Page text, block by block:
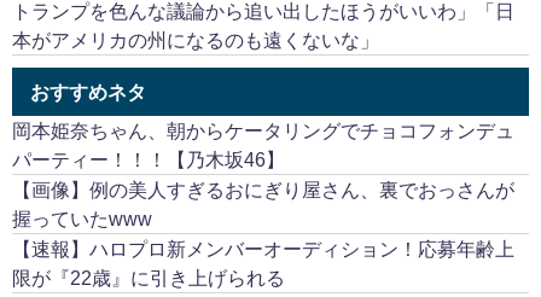
トランプを色んな議論から追い出したほうがいいわ」「日
本がアメリカの州になるのも遠くないな」
おすすめネタ
岡本姫奈ちゃん、朝からケータリングでチョコフォンデュ
パーティー！！！【乃木坂46】
【画像】例の美人すぎるおにぎり屋さん、裏でおっさんが
握っていたwww
【速報】ハロプロ新メンバーオーディション！応募年齢上
限が『22歳』に引き上げられる